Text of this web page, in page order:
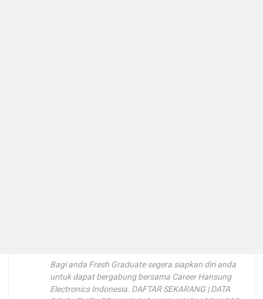
Bagi anda Fresh Graduate segera siapkan diri anda
untuk dapat bergabung bersama Career Hansung
Electronics Indonesia. DAFTAR SEKARANG | DATA